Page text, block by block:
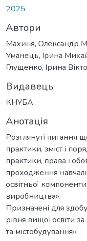
2025
Автори
Махиня, Олександр
Уманець, Ірина
Глущенко, Ірина
Видавець
КНУБА
Анотація
Розглянуті питання
практики, зміст і
практики, права і
проходження
освітньої
виробництва».
Призначені для
рівня вищої освіти
та містобудування».